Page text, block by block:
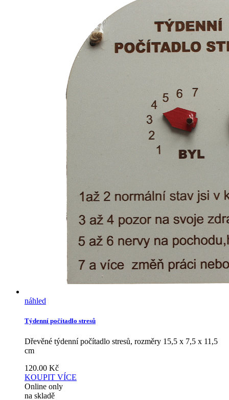
náhled
Týdenní počítadlo stresů
Dřevěné týdenní počítadlo stresů, rozměry 15,5 x 7,5 x 11,5
cm
120.00 Kč
KOUPIT VÍCE
Online only
na skladě